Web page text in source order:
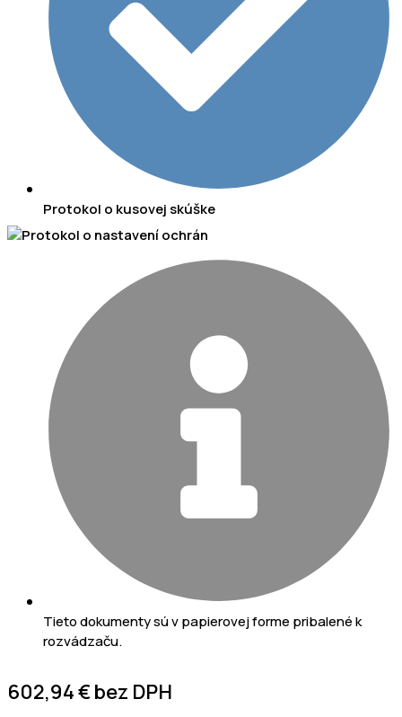
Protokol o kusovej skúške
Protokol o nastavení ochrán
Tieto dokumenty sú v papierovej forme pribalené k
rozvádzaču.
602,94€bez DPH